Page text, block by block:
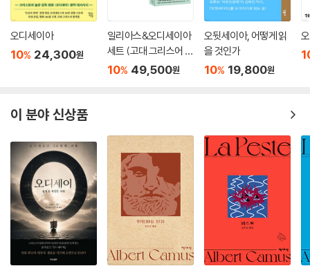
한 계명은 없느니라.”
--- 「‘제7장’」 중에서
나사로를 포함한 그들이 저녁을 하려고 앉았을 때 마리아는 일어서서 향유
1파운드(매우 귀하고 값비싼 ‘감송’이라는 향유였어)를 예수의 발에 바르
이 가득 찼단다. 가룟 유다는 이것을 보고 짐짓 화를 내며, 그 향유를 300
펜스에 팔아서 그 돈을 가난한 사람에게 줄 수 있지 않느냐고 항의했어. 그
러나 사실은, 유다가 회계를 담당했으며 (그때는 다른 사람들이 미처 몰랐
지만) 도둑이었기에, 될 수 있으면 모든 돈을 다 가지려는 욕심을 품고 있
었기 때문이지. 유다는 이제 예수를 대사제들의 손에 넘길 음모를 꾸미기
시작했단다.
--- 「‘제8장’」 중에서
명심하거라! 우리에게 해를 끼치는 사람에게도 항상 선을 행하는 것이 기
독교란다. 우리의 이웃을 우리 자신처럼 사랑하고, 다른 사람들이 우리에
오디세이아
10% 24,300원
일리아스&오디세이아
세트 (고대 그리스어 완
역본)
10% 49,500원
오뒷세이아, 어떻게 읽
을 것인가
10% 19,800원
이 분야 신상품